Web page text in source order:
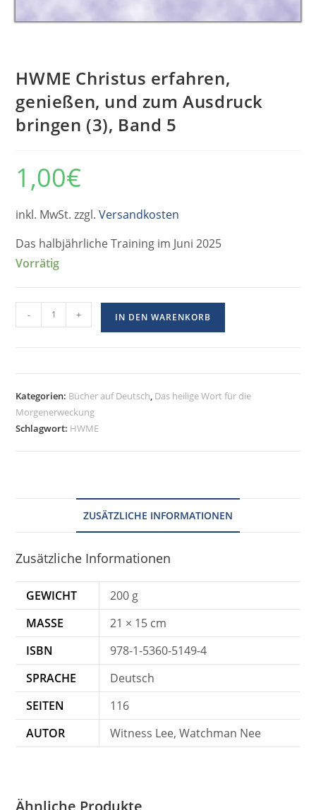
HWME Christus erfahren,
genießen, und zum Ausdruck
bringen (3), Band 5
1,00€
inkl. MwSt. zzgl.Versandkosten
Das halbjährliche Training im Juni 2025
Vorrätig
- + IN DEN WARENKORB
Kategorien: Bücher auf Deutsch Das heilige Wort für die
Morgenerweckung
Schlagwort: HWME
ZUSÄTZLICHE INFORMATIONEN
Zusätzliche Informationen
GEWICHT
200 g
MASSE
21 × 15 cm
ISBN
978-1-5360-5149-4
SPRACHE
Deutsch
SEITEN
116
AUTOR
Witness Lee, Watchman Nee
Ähnliche Produkte